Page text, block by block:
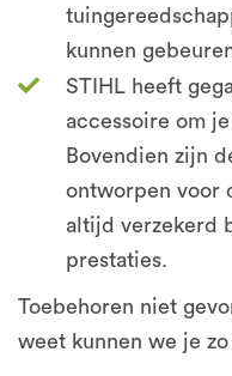
kunnen
STIHL heeft
accessoire om
Bovendien zijn
ontworpen voor
altijd verzekerd
prestaties.
Toebehoren niet
weet kunnen we je